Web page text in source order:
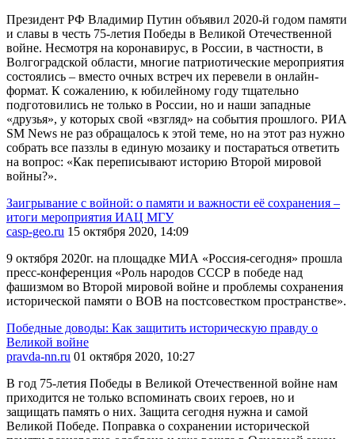
Президент РФ Владимир Путин объявил 2020-й годом памяти
и славы в честь 75-летия Победы в Великой Отечественной
войне. Несмотря на коронавирус, в России, в частности, в
Волгоградской области, многие патриотические мероприятия
состоялись – вместо очных встреч их перевели в онлайн-
формат. К сожалению, к юбилейному году тщательно
подготовились не только в России, но и наши западные
«друзья», у которых свой «взгляд» на события прошлого. РИА
SM News не раз обращалось к этой теме, но на этот раз нужно
собрать все паззлы в единую мозаику и постараться ответить
на вопрос: «Как переписывают историю Второй мировой
войны?».
Заигрывание с войной: о памяти и важности её сохранения –
итоги мероприятия ИАЦ МГУ
casp-geo.ru 15 октября 2020, 14:09
9 октября 2020г. на площадке МИА «Россия-сегодня» прошла
пресс-конференция «Роль народов СССР в победе над
фашизмом во Второй мировой войне и проблемы сохранения
исторической памяти о ВОВ на постсовестком пространстве».
Победные доводы: Как защитить историческую правду о
Великой войне
pravda-nn.ru 01 октября 2020, 10:27
В год 75-летия Победы в Великой Отечественной войне нам
приходится не только вспоминать своих героев, но и
защищать память о них. Защита сегодня нужна и самой
Великой Победе. Поправка о сохранении исторической